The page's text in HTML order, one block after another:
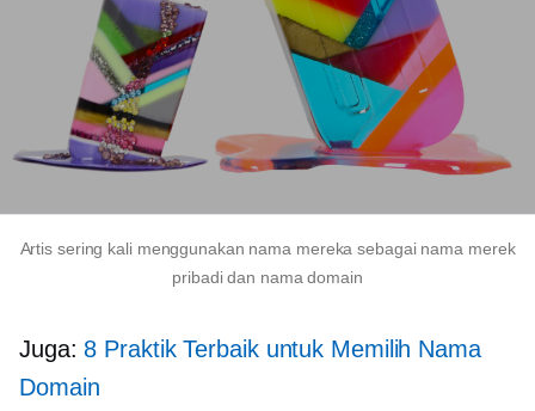
Artis sering kali menggunakan nama mereka sebagai nama merek
pribadi dan nama domain
Juga: 8 Praktik Terbaik untuk Memilih Nama
Domain